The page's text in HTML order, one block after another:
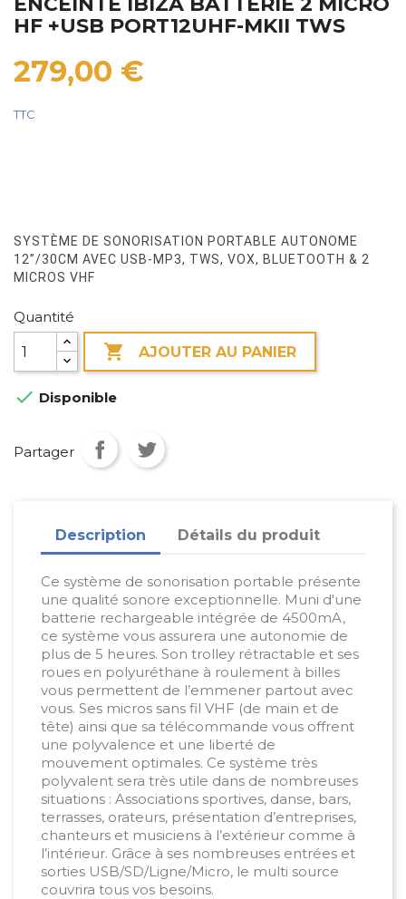
HF +USB PORT12UHF-MKII TWS
279,00 €
TTC
SYSTÈME DE SONORISATION PORTABLE AUTONOME
12”/30CM AVEC USB-MP3, TWS, VOX, BLUETOOTH & 2
MICROS VHF
Quantité
 AJOUTER AU PANIER
 Disponible
Partager
Description Détails du produit
Ce système de sonorisation portable présente
une qualité sonore exceptionnelle. Muni d'une
batterie rechargeable intégrée de 4500mA,
ce système vous assurera une autonomie de
plus de 5 heures. Son trolley rétractable et ses
roues en polyuréthane à roulement à billes
vous permettent de l’emmener partout avec
vous. Ses micros sans fil VHF (de main et de
tête) ainsi que sa télécommande vous offrent
une polyvalence et une liberté de
mouvement optimales. Ce système très
polyvalent sera très utile dans de nombreuses
situations : Associations sportives, danse, bars,
terrasses, orateurs, présentation d’entreprises,
chanteurs et musiciens à l’extérieur comme à
l’intérieur. Grâce à ses nombreuses entrées et
sorties USB/SD/Ligne/Micro, le multi source
couvrira tous vos besoins.